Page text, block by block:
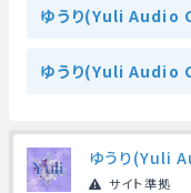
ゆうり(Yuli Audio
ゆうり(Yuli Audio
ゆうり(Yuli
サイト準拠